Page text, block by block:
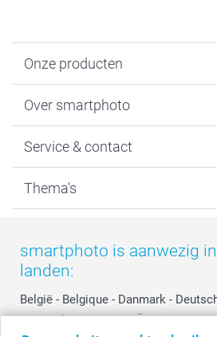
Onze producten
Fotoboeken
Fotocadeaus
Kaarten
Over smartphoto
Vacatures
Bestelproces
Privacy
Cookiebeleid
Reviews
Prijslijst
Service & contact
Tevredenheidsgarantie
smartbonus
smartfriends
service@smartphoto.nl
Affiliate partnerprogramma
Thema's
Moederdag
Vaderdag
Huwelijk
smartphoto is aanwezig
landen:
België - Belgique - Danmark -
- Nederland - Norge - Österreich -